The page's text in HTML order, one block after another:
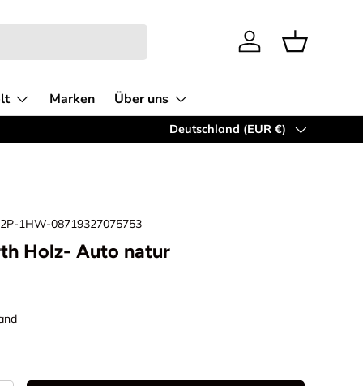
Einloggen
Marken Über uns
Newsletter Abonnieren und erhaltet
Land/Region
Deutschland (EUR €)
1HW-08719327075753
Holz- Auto natur